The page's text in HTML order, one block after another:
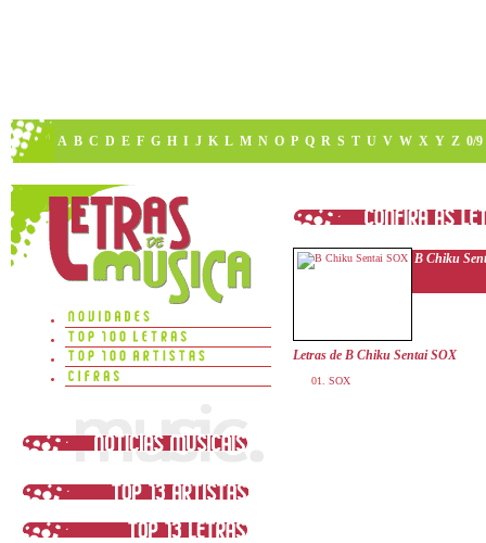
A B C D E F G H I J K L M N O P Q R S T U V W X Y Z 0/9
B Chiku
Letras de B Chiku Sentai SOX
SOX